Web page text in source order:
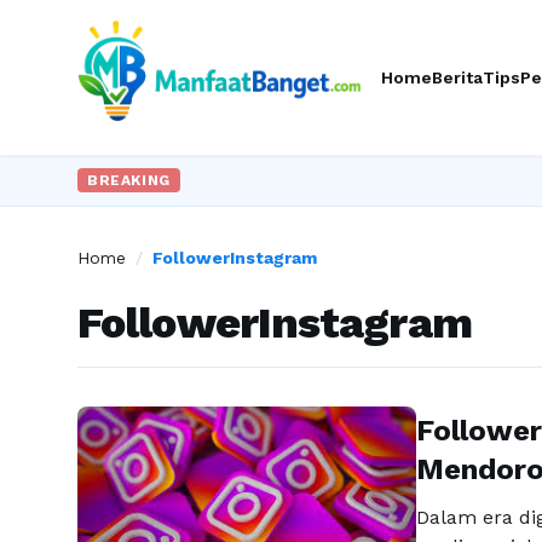
HomeBeritaTips
BREAKING
Home / FollowerInstagram
FollowerInstagram
Dalam era